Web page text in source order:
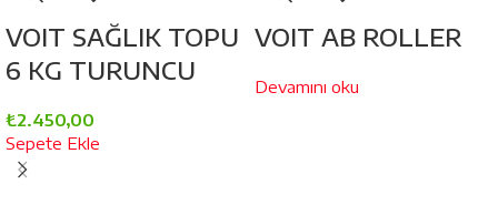
VOIT SAĞLIK TOPU
6 KG TURUNCU
₺2.450,00
Sepete Ekle
VOIT AB ROLLER
Devamını oku